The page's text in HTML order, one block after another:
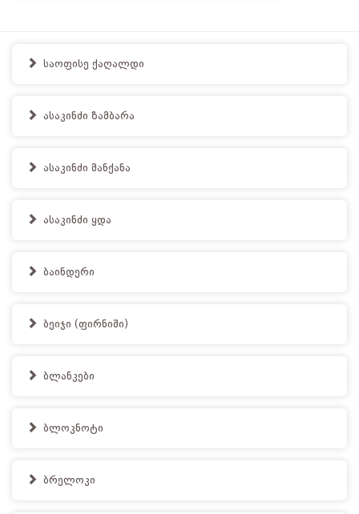
საოფისე ქაღალდი
ასაკინძი ზამბარა
ასაკინძი მანქანა
ასაკინძი ყდა
ბაინდერი
ბეიჯი (ფირნიში)
ბლანკები
ბლოკნოტი
ბრელოკი